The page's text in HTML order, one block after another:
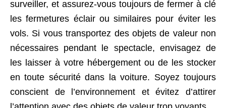
surveiller, et assurez-vous toujours de fermer à clé
les fermetures éclair ou similaires pour éviter les
vols. Si vous transportez des objets de valeur non
nécessaires pendant le spectacle, envisagez de
les laisser à votre hébergement ou de les stocker
en toute sécurité dans la voiture. Soyez toujours
conscient de l’environnement et évitez d’attirer